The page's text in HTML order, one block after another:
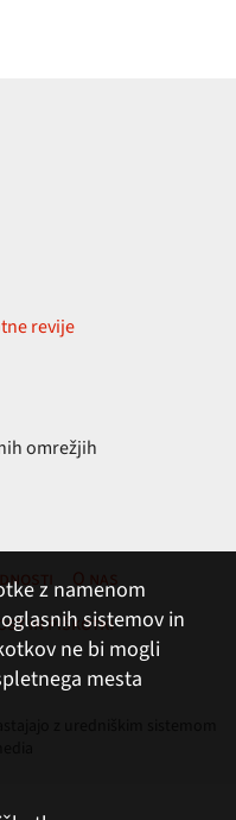
revije
omrežjih
O nas
in piškotki
z uredniškim sistemom
z namenom
sistemov in
ne bi mogli
mesta